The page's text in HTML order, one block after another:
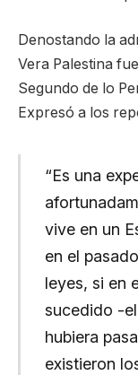
Denostando la
Vera Palestina
Segundo de lo
Expresó a los
“Es una
vive en un
en el
leyes, si en
sucedido -
hubiera
existieron